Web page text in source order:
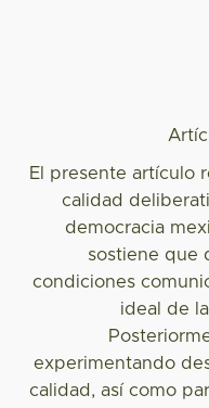
El presente artículo
calidad
democracia
sostiene que
condiciones
ideal de
experimentando
calidad, así como